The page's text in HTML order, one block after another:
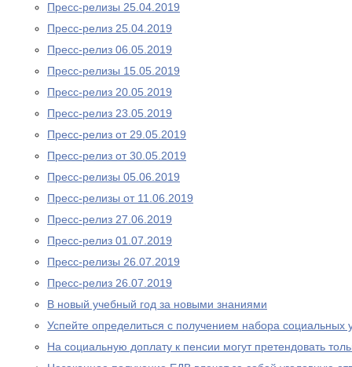
Пресс-релизы 25.04.2019
Пресс-релиз 25.04.2019
Пресс-релиз 06.05.2019
Пресс-релизы 15.05.2019
Пресс-релиз 20.05.2019
Пресс-релиз 23.05.2019
Пресс-релиз от 29.05.2019
Пресс-релиз от 30.05.2019
Пресс-релизы 05.06.2019
Пресс-релизы от 11.06.2019
Пресс-релиз 27.06.2019
Пресс-релиз 01.07.2019
Пресс-релизы 26.07.2019
Пресс-релиз 26.07.2019
В новый учебный год за новыми знаниями
Успейте определиться с получением набора социальных
На социальную доплату к пенсии могут претендовать